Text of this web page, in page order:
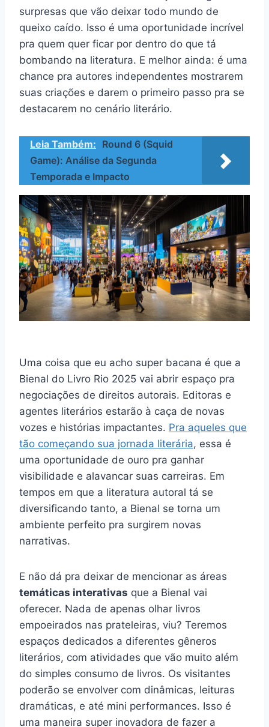
surpresas que vão deixar todo mundo de
queixo caído. Isso é uma oportunidade incrível
pra quem quer ficar por dentro do que tá
bombando na literatura. E melhor ainda: é uma
chance pra autores independentes mostrarem
suas criações e darem o primeiro passo pra se
destacarem no cenário literário.
Leia Também: Round 6 (Squid
Game): Análise da Segunda
Temporada e Impacto
Uma coisa que eu acho super bacana é que a
Bienal do Livro Rio 2025 vai abrir espaço pra
negociações de direitos autorais. Editoras e
agentes literários estarão à caça de novas
vozes e histórias impactantes. Pra aqueles que
tão começando sua jornada literária, essa é
uma oportunidade de ouro pra ganhar
visibilidade e alavancar suas carreiras. Em
tempos em que a literatura autoral tá se
diversificando tanto, a Bienal se torna um
ambiente perfeito pra surgirem novas
narrativas.
E não dá pra deixar de mencionar as áreas
temáticas interativas que a Bienal vai
oferecer. Nada de apenas olhar livros
empoeirados nas prateleiras, viu? Teremos
espaços dedicados a diferentes gêneros
literários, com atividades que vão muito além
do simples consumo de livros. Os visitantes
poderão se envolver com dinâmicas, leituras
dramáticas, e até mini performances. Isso é
uma maneira super inovadora de fazer a